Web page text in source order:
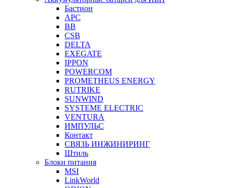
Бастион
APC
BB
CSB
DELTA
EXEGATE
IPPON
POWERCOM
PROMETHEUS ENERGY
RUTRIKE
SUNWIND
SYSTEME ELECTRIC
VENTURA
ИМПУЛЬС
Контакт
СВЯЗЬ ИНЖИНИРИНГ
Штиль
Блоки питания
MSI
LinkWorld